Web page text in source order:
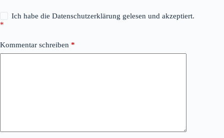
Ich habe die Datenschutzerklärung gelesen und akzeptiert.
*
Kommentar schreiben *